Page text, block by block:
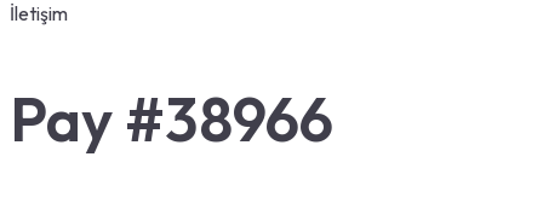
İletişim
Pay #38966